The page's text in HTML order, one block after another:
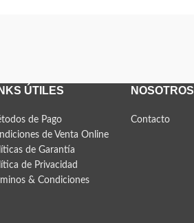
ÚTILES
de Pago
de Venta Online
de Garantía
de Privacidad
& Condiciones
NOSOTROS
Contacto